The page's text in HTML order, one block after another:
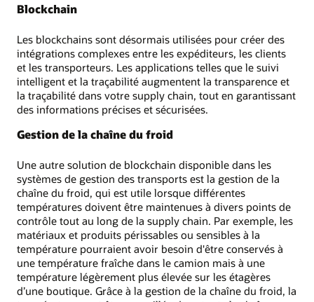
Blockchain
Les blockchains sont désormais utilisées pour créer des
intégrations complexes entre les expéditeurs, les clients
et les transporteurs. Les applications telles que le suivi
intelligent et la traçabilité augmentent la transparence et
la traçabilité dans votre supply chain, tout en garantissant
des informations précises et sécurisées.
Gestion de la chaîne du froid
Une autre solution de blockchain disponible dans les
systèmes de gestion des transports est la gestion de la
chaîne du froid, qui est utile lorsque différentes
températures doivent être maintenues à divers points de
contrôle tout au long de la supply chain. Par exemple, les
matériaux et produits périssables ou sensibles à la
température pourraient avoir besoin d'être conservés à
une température fraîche dans le camion mais à une
température légèrement plus élevée sur les étagères
d’une boutique. Grâce à la gestion de la chaîne du froid, la